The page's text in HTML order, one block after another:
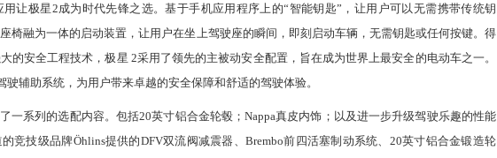
用让极星2成为时代先锋之选。基于手机应用程序上的“智能钥匙” ，让用户可以无需携带传统钥
椅融为一体的启动装置，让用户在坐上驾驶座的瞬间，即刻启动车辆，无需钥匙或任何按键。得
的安全工程技术，极星 2采用了领先的主被动安全配置，旨在成为世界上最安全的电动车之一。
驶辅助系统，为用户带来卓越的安全保障和舒适的驾驶体验。
一系列的选配内容。包括20英寸铝合金轮毂；Nappa真皮内饰；以及进一步升级驾驶乐趣的性能
竞技级品牌Öhlins提供的DFV双流阀减震器、 Brembo前四活塞制动系统、 20英寸铝合金锻造轮